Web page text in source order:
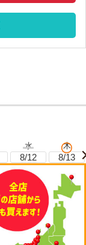
水
8/12
木
8/13